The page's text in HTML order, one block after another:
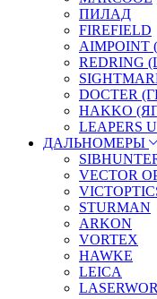
ПИЛАД
FIREFIELD
REDRING
DOCTER
HAKKO
LEAPERS
ДАЛЬНОМЕРЫ
VECTOR
STURMAN
ARKON
VORTEX
HAWKE
LEICA